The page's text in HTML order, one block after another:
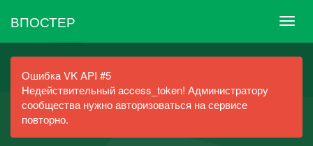
ВПОСТЕР
Ошибка VK API #5
Недействительный access_token! Администратору
сообщества нужно авторизоваться на сервисе
повторно.